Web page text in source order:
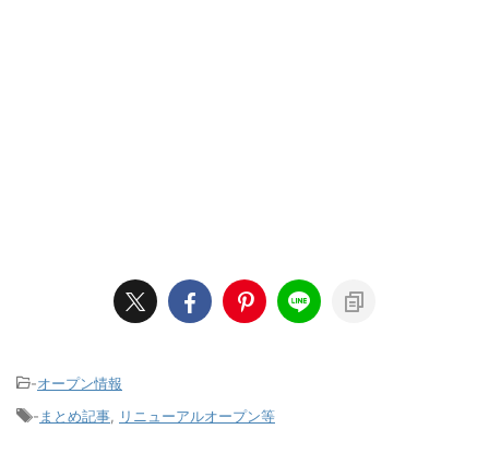
-オープン情報
- まとめ記事 リニューアルオープン等